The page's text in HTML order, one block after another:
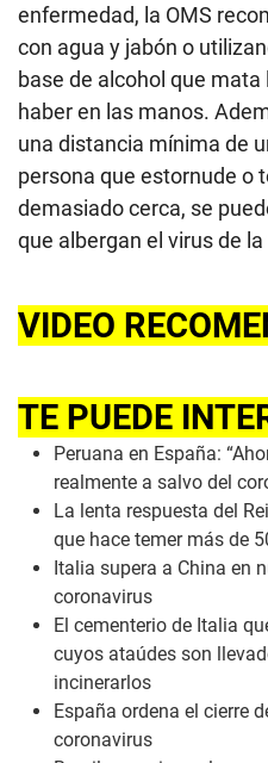
enfermedad, la OMS
con agua y jabón o
base de alcohol que
haber en las manos.
una distancia mínima de
persona que estornude o
demasiado cerca, se
que albergan el virus de la
VIDEO
TE PUEDE
Peruana en España:
realmente a salvo del
La lenta respuesta del
que hace temer más de
Italia supera a China en
coronavirus
El cementerio de Italia
cuyos ataúdes son
incinerarlos
España ordena el cierre
coronavirus